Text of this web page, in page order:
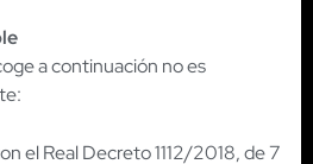
a continuación no es
el Real Decreto 1112/2018, de 7